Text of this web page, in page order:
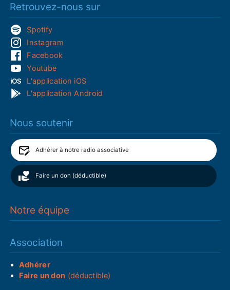
Retrouvez-nous sur
Spotify
Instagram
Facebook
Youtube
L'application iOS
L'application Android
Nous soutenir
Adhérer à notre radio associative
Faire un don (déductible)
Notre équipe
Association
Adhérer
Faire un don (déductible)